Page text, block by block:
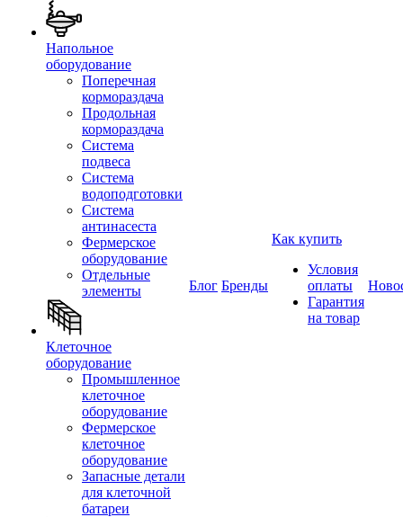
Напольное
оборудование
Поперечная
кормораздача
Продольная
кормораздача
Система
подвеса
Система
водоподготовки
Система
антинасеста
Фермерское
оборудование
Отдельные
элементы
Клеточное
оборудование
Промышленное
клеточное
оборудование
Фермерское
клеточное
оборудование
Запасные детали
для клеточной
батареи
Блог Бренды
Как купить
Условия
оплаты
Гарантия
на товар